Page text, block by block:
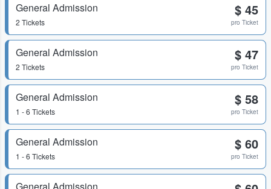
General Admission
2 Tickets
$ 45
pro Ticket
General Admission
2 Tickets
$ 47
pro Ticket
General Admission
1 - 6 Tickets
$ 58
pro Ticket
General Admission
1 - 6 Tickets
$ 60
pro Ticket